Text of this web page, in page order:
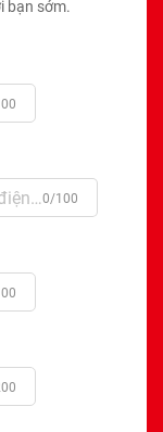
bạn sớm.
0/100